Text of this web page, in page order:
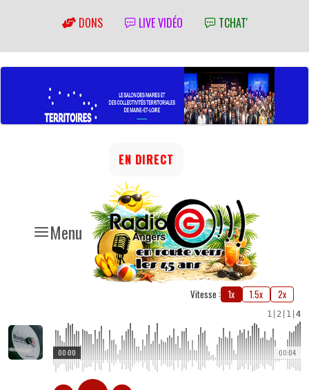
DONS LIVE VIDÉO TCHAT'
Menu
EN DIRECT
Vitesse : 1x 1.5x 2x
1 2 1 4
00:04
00:00